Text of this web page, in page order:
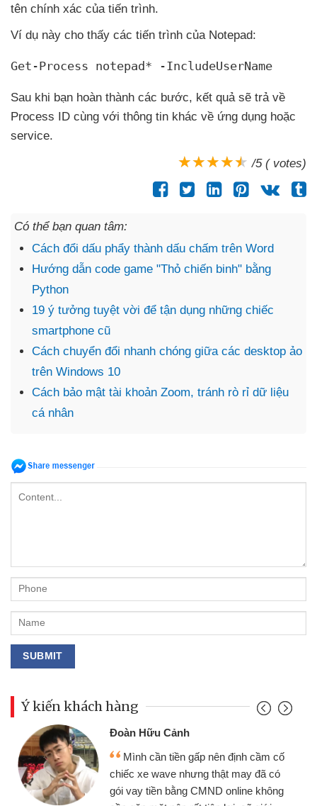
tên chính xác của tiến trình.
Ví dụ này cho thấy các tiến trình của Notepad:
Get-Process notepad* -IncludeUserName
Sau khi bạn hoàn thành các bước, kết quả sẽ trả về
Process ID cùng với thông tin khác về ứng dụng hoặc
service.
/5 ( votes)
Có thể bạn quan tâm:
Cách đổi dấu phẩy thành dấu chấm trên Word
Hướng dẫn code game "Thỏ chiến binh" bằng
Python
19 ý tưởng tuyệt vời để tận dụng những chiếc
smartphone cũ
Cách chuyển đổi nhanh chóng giữa các desktop ảo
trên Windows 10
Cách bảo mật tài khoản Zoom, tránh rò rỉ dữ liệu
cá nhân
Ý kiến khách hàng
Đoàn Hữu Cảnh
Mình cần tiền gấp nên định cầm cố
chiếc xe wave nhưng thật may đã có
gói vay tiền bằng CMND online không